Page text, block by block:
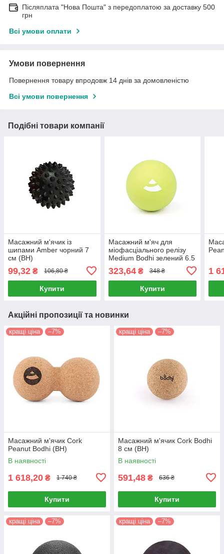
Післяплата "Нова Пошта" з передоплатою за доставку 500
грн
Всі умови оплати
Умови повернення
Повернення товару впродовж 14 днів за домовленістю
Всі умови повернення
Подібні товари компанії
Масажний м'ячик із
шипами Amber чорний 7
см (BH)
99,32 ₴ 106,80 ₴
Купити
Масажний м'яч для
міофасціального релізу
Medium Bodhi зелений 6.5
323,64₴ 348 ₴
Купити
1
Акційні пропозиції та новинки
кращі ціна –7%
Масажний м'ячик Cork
Peanut Bodhi (BH)
В наявності
1 618,20 ₴ 1 740 ₴
Купити
кращі ціна –7%
Масажний м'ячик Cork Bodhi
8 см (BH)
В наявності
591,48 ₴ 636 ₴
Купити
кращі ціна –7% кращі ціна –7%